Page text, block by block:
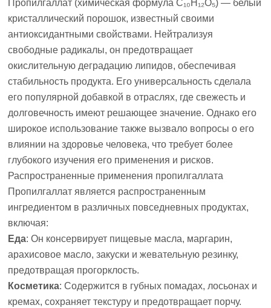
Пропилгаллат (химическая формула C₁₀H₁₂O₅) — белый
кристаллический порошок, известный своими
антиоксидантными свойствами. Нейтрализуя
свободные радикалы, он предотвращает
окислительную деградацию липидов, обеспечивая
стабильность продукта. Его универсальность сделала
его популярной добавкой в отраслях, где свежесть и
долговечность имеют решающее значение. Однако его
широкое использование также вызвало вопросы о его
влиянии на здоровье человека, что требует более
глубокого изучения его применения и рисков.
Распространенные применения пропилгаллата
Пропилгаллат является распространенным
ингредиентом в различных повседневных продуктах,
включая:
Еда: Он консервирует пищевые масла, маргарин,
арахисовое масло, закуски и жевательную резинку,
предотвращая прогорклость.
Косметика: Содержится в губных помадах, лосьонах и
кремах, сохраняет текстуру и предотвращает порчу.